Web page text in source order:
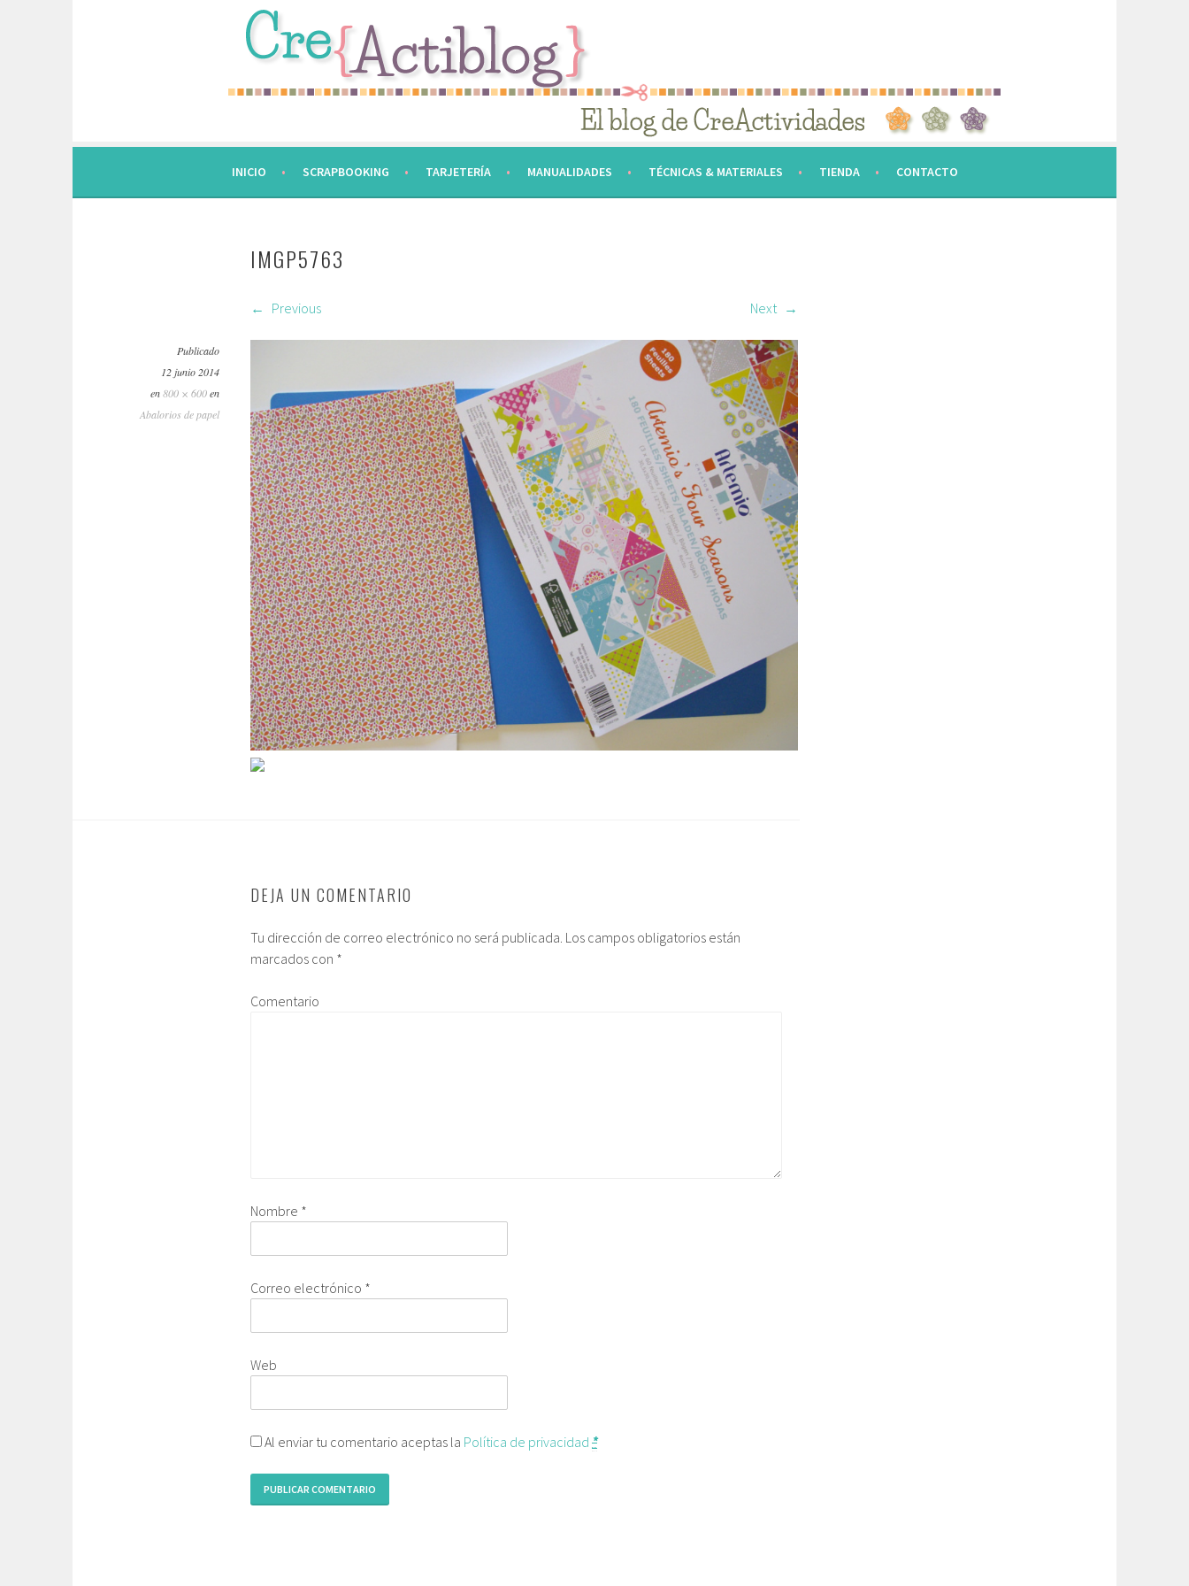
INICIO SCRAPBOOKING TARJETERÍA MANUALIDADES TÉCNICAS & MATERIALES TIENDA CONTACTO
IMGP5763
Previous Next
Publicado
12 junio 2014
en800 × 600en
Abalorios de papel
DEJA UN COMENTARIO
Tu dirección de correo electrónico no será publicada. Los campos obligatorios están
marcados con *
Comentario
Nombre *
Correo electrónico *
Web
Al enviar tu comentario aceptas la Política de privacidad *